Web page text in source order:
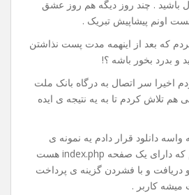
۱۶ نظر
عزیز .
ولنتاینتون مبارک باشه .
. چند روز دیگه هم روز عشق
اونم پیشاپیش تبریک .
که بعد از اینهمه مدت پست نذاشتن
بدرد بخور باشه ؟!
اخیرا سر اتصال به درگاه بانک ملت